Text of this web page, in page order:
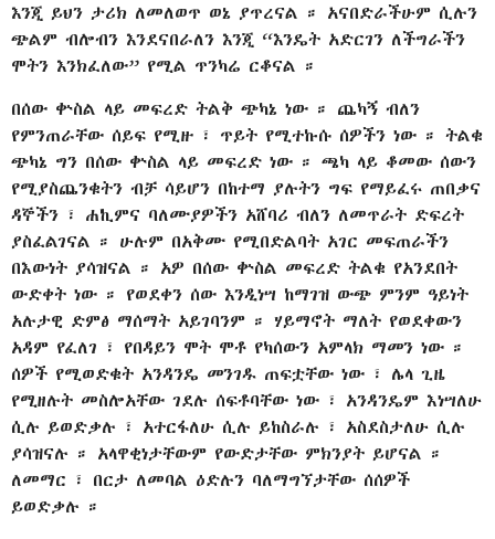
እንጂ ይህን ታሪክ ለመለወጥ ወኔ ያጥረናል ። አናበድራችሁም ሲሉን
ጭልም ብሎብን እንደናበራለን እንጂ “እንዴት አድርገን ለችግራችን
ሞትን እንክፈለው” የሚል ጥንካሬ ርቆናል ።
በሰው ቍስል ላይ መፍረድ ትልቅ ጭካኔ ነው ። ጨካኝ ብለን
የምንጠራቸው ሰይፍ የሚዙ ፣ ጥይት የሚተኩሱ ሰዎችን ነው ። ትልቁ
ጭካኔ ግን በሰው ቍስል ላይ መፍረድ ነው ። ጫካ ላይ ቆመው ሰውን
የሚያስጨንቁትን ብቻ ሳይሆን በከተማ ያሉትን ግፍ የማይፈሩ ጠበቃና
ዳኞችን ፣ ሐኪምና ባለሙያዎችን አሸባሪ ብለን ለመጥራት ድፍረት
ያስፈልገናል ። ሁሉም በአቅሙ የሚበድልባት አገር መፍጠራችን
በእውነት ያሳዝናል ። አዎ በሰው ቍስል መፍረድ ትልቁ የአንደበት
ውድቀት ነው ። የወደቀን ሰው እንዲነሣ ከማገዝ ውጭ ምንም ዓይነት
አሉታዊ ድምፅ ማሰማት አይገባንም ። ሃይማኖት ማለት የወደቀውን
አዳም የፈለገ ፣ የበዳይን ሞት ሞቶ የካሰውን አምላክ ማመን ነው ።
ሰዎች የሚወድቁት አንዳንዴ መንገዱ ጠፍቷቸው ነው ፣ ሌላ ጊዜ
የሚዘሉት መስሎአቸው ገደሉ ሰፍቶባቸው ነው ፣ አንዳንዴም እነሣለሁ
ሲሉ ይወድቃሉ ፣ አተርፋለሁ ሲሉ ይከስራሉ ፣ አስደስታለሁ ሲሉ
ያሳዝናሉ ። አላዋቂነታቸውም የውድታቸው ምክንያት ይሆናል ።
ለመማር ፣ በርታ ለመባል ዕድሉን ባለማግኘታቸው ሰሰዎች
ይወድቃሉ ።